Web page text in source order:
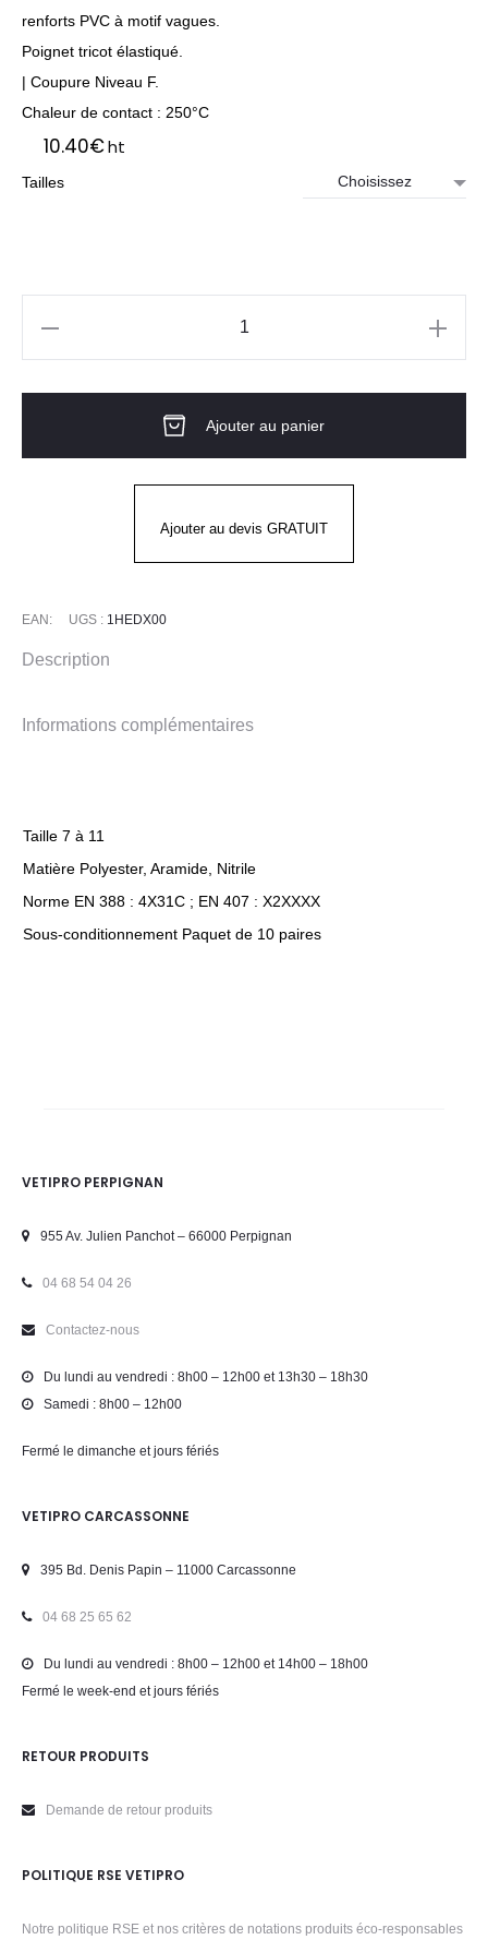
renforts PVC à motif vagues.
Poignet tricot élastiqué.
| Coupure Niveau F.
Chaleur de contact : 250°C
10.40€ht
Tailles
DEX
Ajouter au panier
Ajouter au devis GRATUIT
EAN: UGS : 1HEDX00
Description
Informations complémentaires
Taille 7 à 11
Matière Polyester, Aramide, Nitrile
Norme EN 388 : 4X31C ; EN 407 : X2XXXX
Sous-conditionnement Paquet de 10 paires
VETIPRO PERPIGNAN
955 Av. Julien Panchot – 66000 Perpignan
04 68 54 04 26
Contactez-nous
Du lundi au vendredi : 8h00 – 12h00 et 13h30 – 18h30
Samedi : 8h00 – 12h00
Fermé le dimanche et jours fériés
VETIPRO CARCASSONNE
395 Bd. Denis Papin – 11000 Carcassonne
04 68 25 65 62
Du lundi au vendredi : 8h00 – 12h00 et 14h00 – 18h00
Fermé le week-end et jours fériés
RETOUR PRODUITS
Demande de retour produits
POLITIQUE RSE VETIPRO
Notre politique RSE et nos critères de notations produits éco-responsables